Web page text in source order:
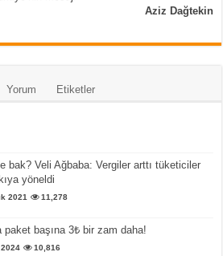
Aziz Dağtekin
Yorum Etiketler
bak? Veli Ağbaba: Vergiler arttı tüketiciler
yöneldi
2021 11,278
paket başına 3₺ bir zam daha!
10,816